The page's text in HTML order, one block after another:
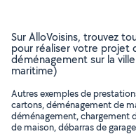
Sur AlloVoisins, trouvez
pour réaliser votre projet
déménagement sur la
maritime)
Autres exemples de
cartons, déménagement de
déménagement, chargement
de maison, débarras de